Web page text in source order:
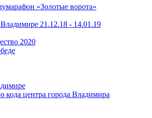
«Золотые ворота»
21.12.18 - 14.01.19
2020
кода центра города Владимира